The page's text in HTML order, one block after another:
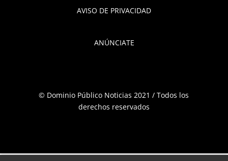
AVISO DE PRIVACIDAD
ANÚNCIATE
© Dominio Público Noticias 2021 / Todos los
derechos reservados